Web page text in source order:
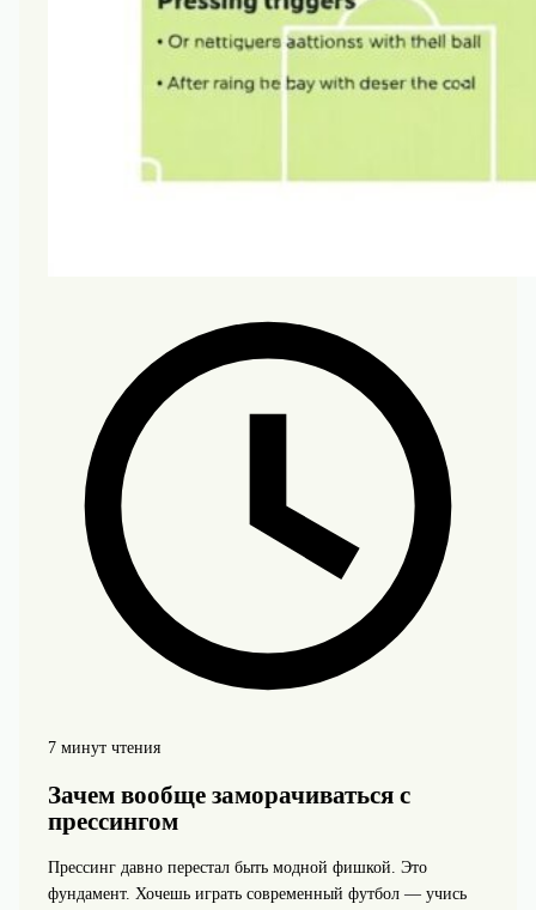
7 минут чтения
Зачем вообще заморачиваться с
прессингом
Прессинг давно перестал быть модной фишкой. Это
фундамент. Хочешь играть современный футбол — учись